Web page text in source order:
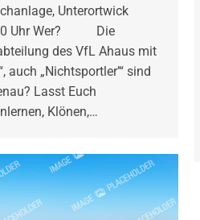
Unterortwick
Uhr Wer? Die
des VfL Ahaus mit
auch „Nichtsportler’“ sind
Lasst Euch
Klönen,…